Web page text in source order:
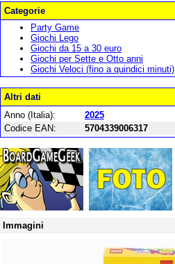
Categorie
Party Game
Giochi Lego
Giochi da 15 a 30 euro
Giochi per Sette e Otto anni
Giochi Veloci (fino a quindici minuti)
Altri dati
Anno (Italia):
2025
Codice EAN:
5704339006317
Immagini